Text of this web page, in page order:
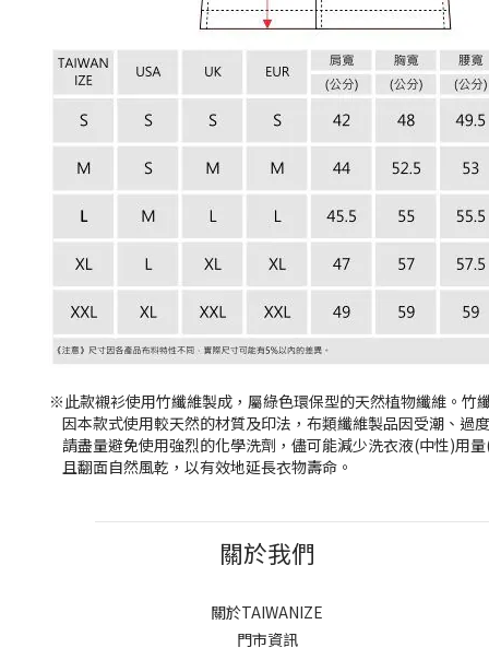
※此款襯衫使用竹纖維製成，屬綠色環保型的天然植物纖維。竹
因本款式使用較天然的材質及印法，布類纖維製品因受潮、過
請盡量避免使用強烈的化學洗劑，儘可能減少洗衣液(中性)用
且翻面自然風乾，以有效地延長衣物壽命。
關於我們
關於TAIWANIZE
門市資訊